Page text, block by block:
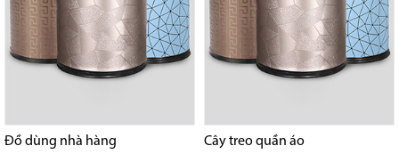
Đồ dùng nhà hàng Cây treo quần áo